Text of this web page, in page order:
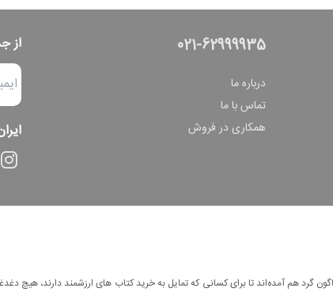
021-62999935
درباره ما
تماس با ما
همکاری در فروش
از
هم آمده‌اند تا برای کسانی که تمایل به خرید کتاب های ارزشمند دارند، هیچ